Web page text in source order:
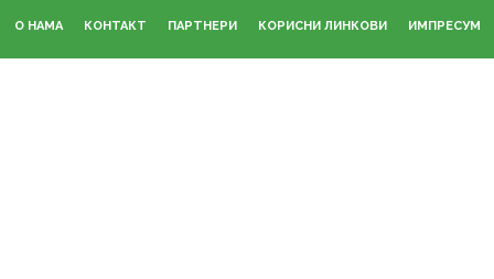
О НАМА КОНТАКТ ПАРТНЕРИ КОРИСНИ ЛИНКОВИ ИМПРЕСУМ